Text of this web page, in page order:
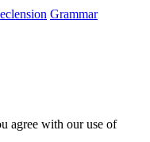
Grammar
agree with our use of